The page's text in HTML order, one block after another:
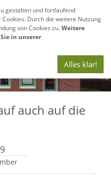
auch auf die
gestalten und fortlaufend
Durch die weitere Nutzung
von Cookies zu.Weitere
in unserer
Alles klar!